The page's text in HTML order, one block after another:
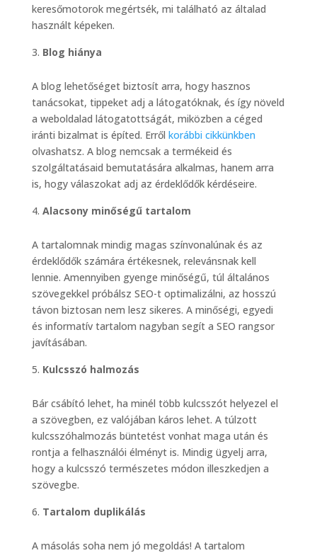
keresőmotorok megértsék, mi található az általad
használt képeken.
Blog hiánya
A blog lehetőséget biztosít arra, hogy hasznos
tanácsokat, tippeket adj a látogatóknak, és így növeld
a weboldalad látogatottságát, miközben a céged
iránti bizalmat is építed. Erről korábbi cikkünkben
olvashatsz. A blog nemcsak a termékeid és
szolgáltatásaid bemutatására alkalmas, hanem arra
is, hogy válaszokat adj az érdeklődők kérdéseire.
Alacsony minőségű tartalom
A tartalomnak mindig magas színvonalúnak és az
érdeklődők számára értékesnek, relevánsnak kell
lennie. Amennyiben gyenge minőségű, túl általános
szövegekkel próbálsz SEO-t optimalizálni, az hosszú
távon biztosan nem lesz sikeres. A minőségi, egyedi
és informatív tartalom nagyban segít a SEO rangsor
javításában.
Kulcsszó halmozás
Bár csábító lehet, ha minél több kulcsszót helyezel el
a szövegben, ez valójában káros lehet. A túlzott
kulcsszóhalmozás büntetést vonhat maga után és
rontja a felhasználói élményt is. Mindig ügyelj arra,
hogy a kulcsszó természetes módon illeszkedjen a
szövegbe.
Tartalom duplikálás
A másolás soha nem jó megoldás! A tartalom